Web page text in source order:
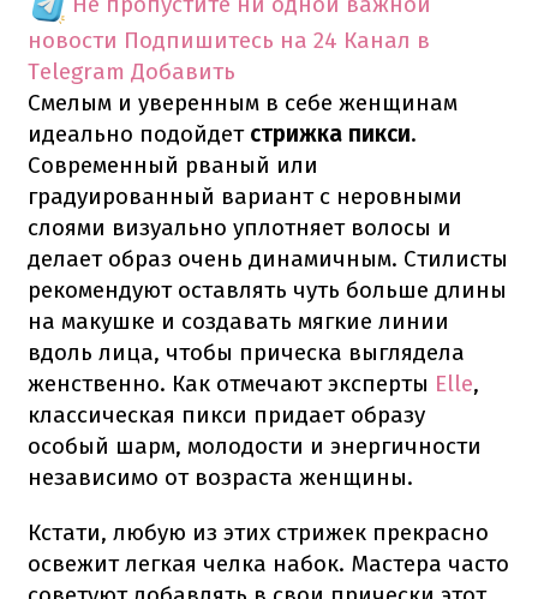
новости Подпишитесь на 24 Канал в
Telegram Добавить
Смелым и уверенным в себе женщинам
идеально подойдет стрижка пикси.
Современный рваный или
градуированный вариант с неровными
слоями визуально уплотняет волосы и
делает образ очень динамичным. Стилисты
рекомендуют оставлять чуть больше длины
на макушке и создавать мягкие линии
вдоль лица, чтобы прическа выглядела
женственно. Как отмечают эксперты Elle,
классическая пикси придает образу
особый шарм, молодости и энергичности
независимо от возраста женщины.
Кстати, любую из этих стрижек прекрасно
освежит легкая челка набок. Мастера часто